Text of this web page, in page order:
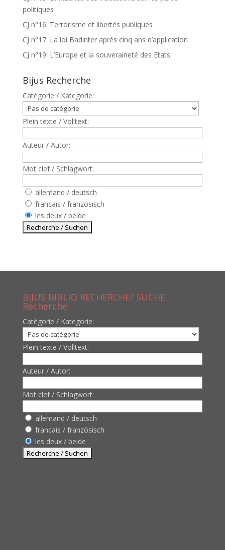
politiques
CJ n°16: Terrorisme et libertés publiques
CJ n°17: La loi Badinter après cinq ans d’application
CJ n°19: L’Europe et la souveraineté des Etats
Bijus Recherche
Catègorie / Kategorie:
Plein texte / Volltext:
Auteur / Autor:
Mot clef / Schlagwort:
allemand / deutsch
francais / französisch
les deux / beide
BIJUS BIBLIO RECHERCHE/ SUCHE
Recherche
Catègorie / Kategorie:
Plein texte / Volltext:
Auteur / Autor:
Mot clef / Schlagwort:
allemand / deutsch
francais / französisch
les deux / beide